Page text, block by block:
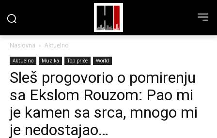
Naslovna Aktuelno
Aktuelno Muzika Top priče World
Sleš progovorio o pomirenju
sa Ekslom Rouzom: Pao mi
je kamen sa srca, mnogo mi
je nedostajao…